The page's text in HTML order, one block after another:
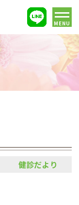
MENU
健診だより